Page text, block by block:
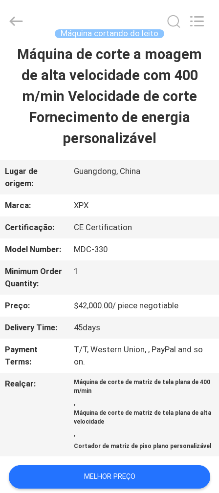
PARA
CASA
PRODUTOS
ESPETÁCULO
VR
FÁBRICA
CONTACTE-
NOS
Machinery
Máquina cortando do leito
Máquina de corte a moagem
de alta velocidade com 400
m/min Velocidade de corte
Fornecimento de energia
personalizável
Lugar de
origem:
Guangdong, China
Marca: XPX
Certificação: CE Certification
Model Number: MDC-330
Minimum Order
Quantity:
1
Preço: $42,000.00/ piece negotiable
Delivery Time: 45days
Payment
Terms:
T/T, Western Union, , PayPal and so
on.
Realçar:
Máquina de corte de matriz de tela plana de 400
m/min
,
Máquina de corte de matriz de tela plana de alta
velocidade
,
Cortador de matriz de piso plano personalizável
MELHOR PREÇO